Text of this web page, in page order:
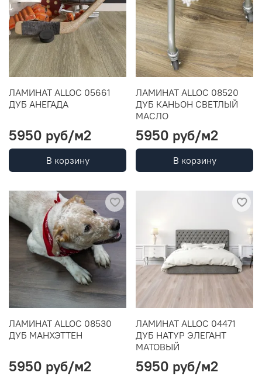
ЛАМИНАТ ALLOC 05661
ДУБ АНЕГАДА
5950 руб/м2
В корзину
ЛАМИНАТ ALLOC 08520
ДУБ КАНЬОН СВЕТЛЫЙ
МАСЛО
5950 руб/м2
В корзину
ЛАМИНАТ ALLOC 08530
ДУБ МАНХЭТТЕН
5950 руб/м2
ЛАМИНАТ ALLOC 04471
ДУБ НАТУР ЭЛЕГАНТ
МАТОВЫЙ
5950 руб/м2